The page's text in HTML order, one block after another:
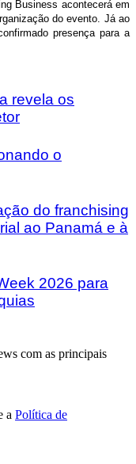
Business acontecerá em
do evento. Já ao
presença para a
revela os
o
do franchising
ao Panamá e à
2026 para
com as principais
a Política de